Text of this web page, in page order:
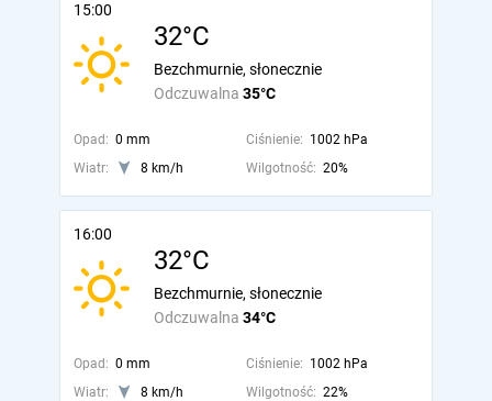
15:00
32°C
Odczuwalna 35°C
Bezchmurnie, słonecznie
Opad: 0 mm Ciśnienie: 1002 hPa
Wiatr:
8 km/h Wilgotność: 20%
16:00
32°C
Odczuwalna 34°C
Bezchmurnie, słonecznie
Opad: 0 mm Ciśnienie: 1002 hPa
Wiatr:
8 km/h Wilgotność: 22%